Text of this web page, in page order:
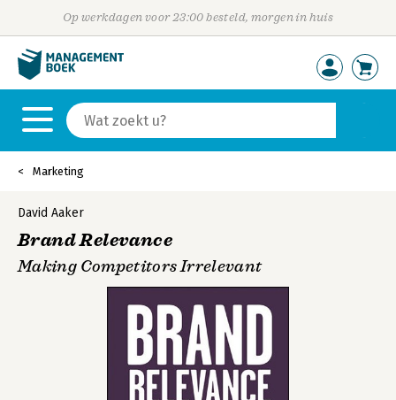
Op werkdagen voor 23:00 besteld, morgen in huis
Marketing
David Aaker
Brand Relevance
Making Competitors Irrelevant